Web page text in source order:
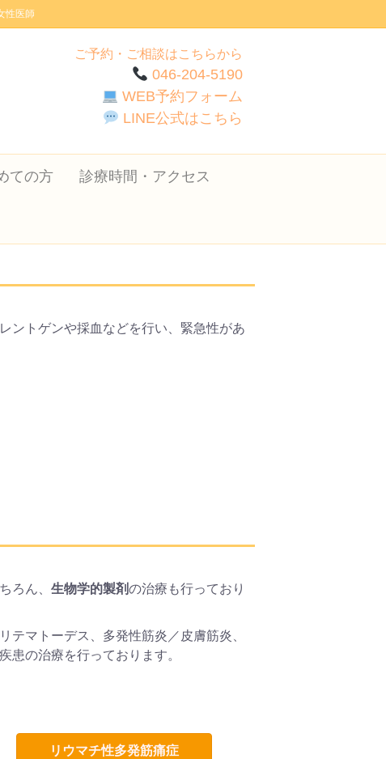
医師
ご予約・ご相談はこちらから
046-204-5190
WEB予約フォーム
LINE公式はこちら
ての方 診療時間・アクセス
ントゲンや採血などを行い、緊急性があ
ろん、 生物学的製剤の治療も行っており
テマトーデス、多発性筋炎／皮膚筋炎、
患の治療を行っております。
リウマチ性多発筋痛症